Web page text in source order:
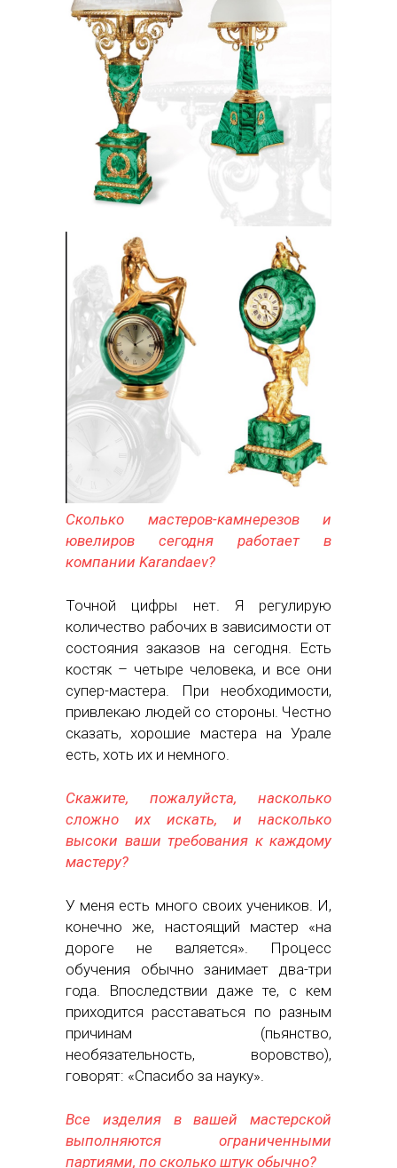
Сколько мастеров-камнерезов и
ювелиров сегодня работает в
компании Karandaev?
Точной цифры нет. Я регулирую
количество рабочих в зависимости от
состояния заказов на сегодня. Есть
костяк – четыре человека, и все они
супер-мастера. При необходимости,
привлекаю людей со стороны. Честно
сказать, хорошие мастера на Урале
есть, хоть их и немного.
Скажите, пожалуйста, насколько
сложно их искать, и насколько
высоки ваши требования к каждому
мастеру?
У меня есть много своих учеников. И,
конечно же, настоящий мастер «на
дороге не валяется». Процесс
обучения обычно занимает два-три
года. Впоследствии даже те, с кем
приходится расставаться по разным
причинам (пьянство,
необязательность, воровство),
говорят: «Спасибо за науку».
Все изделия в вашей мастерской
выполняются ограниченными
партиями, по сколько штук обычно?